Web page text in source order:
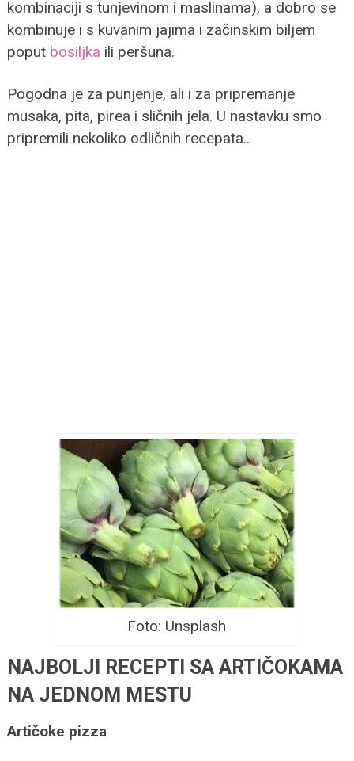
kombinaciji s tunjevinom i maslinama), a dobro se
kombinuje i s kuvanim jajima i začinskim biljem
poput bosiljka ili peršuna.
Pogodna je za punjenje, ali i za pripremanje
musaka, pita, pirea i sličnih jela. U nastavku smo
pripremili nekoliko odličnih recepata..
Foto: Unsplash
NAJBOLJI RECEPTI SA ARTIČOKAMA
NA JEDNOM MESTU
Artičoke pizza